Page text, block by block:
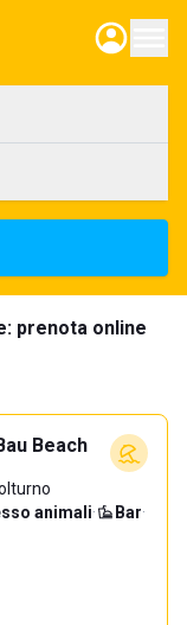
prenota online
Beach
animali· Bar·